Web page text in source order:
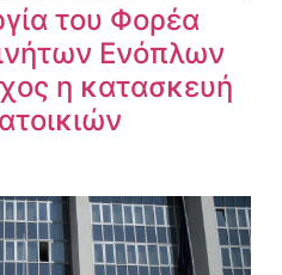
του Φορέα
Ενόπλων
η κατασκευή